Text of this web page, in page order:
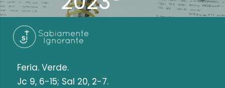
Feria. Verde.
Jc 9, 6-15; Sal 20, 2-7.